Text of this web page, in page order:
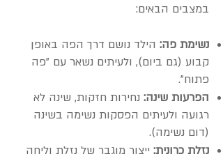
במצבים הבאים:
נשימת פה: הילד נושם דרך הפה באופן
קבוע (גם ביום), ולעיתים נשאר עם "פה
פתוח".
הפרעות שינה: נחירות חזקות, שינה לא
רגועה ולעיתים הפסקות נשימה בשינה
(דום נשימה).
נזלת כרונית: ייצור מוגבר של נזלת וליחה